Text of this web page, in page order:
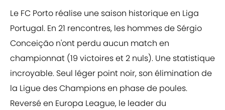
Le FC Porto réalise une saison historique en Liga
Portugal. En 21 rencontres, les hommes de Sérgio
Conceição n'ont perdu aucun match en
championnat (19 victoires et 2 nuls). Une statistique
incroyable. Seul léger point noir, son élimination de
la Ligue des Champions en phase de poules.
Reversé en Europa League, le leader du